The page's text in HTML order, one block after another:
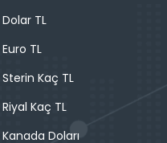
Dolar TL
Euro TL
Sterin Kaç TL
Riyal Kaç TL
Kanada Doları